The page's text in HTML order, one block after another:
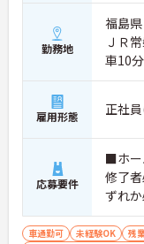
・年間休日114日、
業環境に加え、産
かりと整備されてい
明確にし、心身とも
ただけます。
・グループホーム一
常時2～4名のスタッ
追われることなくご
ポートが可能です
ご自身の理想とする
勤務地
福島
ＪＲ
車10分
雇用形態 正社
応募要件
■ホー
修了
ずれ
定可
キル
車通勤可 未経験OK 残